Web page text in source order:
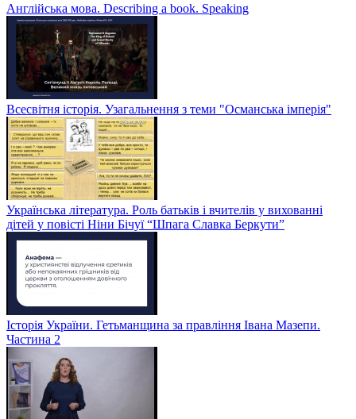
Англійська мова. Describing a book. Speaking
Всесвітня історія. Узагальнення з теми "Османська імперія"
Українська література. Роль батьків і вчителів у вихованні
дітей у повісті Ніни Бічуї “Шпага Славка Беркути”
Історія України. Гетьманщина за правління Івана Мазепи.
Частина 2